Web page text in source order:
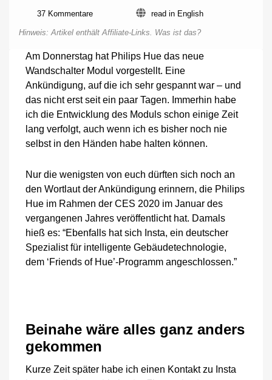
37 Kommentarezu
Gedanken
Philips
Hue
Wandschalter
Modul
read in English
Hinweis: Artikel enthält Affiliate-Links. Was ist das?
Am Donnerstag hat Philips Hue das neue
Wandschalter Modul vorgestellt. Eine
Ankündigung, auf die ich sehr gespannt war – und
das nicht erst seit ein paar Tagen. Immerhin habe
ich die Entwicklung des Moduls schon einige Zeit
lang verfolgt, auch wenn ich es bisher noch nie
selbst in den Händen habe halten können.
Nur die wenigsten von euch dürften sich noch an
den Wortlaut der Ankündigung erinnern, die Philips
Hue im Rahmen der CES 2020 im Januar des
vergangenen Jahres veröffentlicht hat. Damals
hieß es: “Ebenfalls hat sich Insta, ein deutscher
Spezialist für intelligente Gebäudetechnologie,
dem ‘Friends of Hue’-Programm angeschlossen.”
Beinahe wäre alles ganz anders
gekommen
Kurze Zeit später habe ich einen Kontakt zu Insta